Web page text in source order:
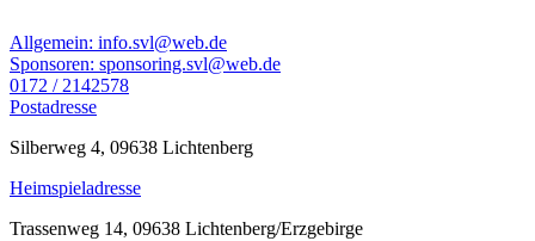
Allgemein: info.svl@web.de
Sponsoren: sponsoring.svl@web.de
0172 / 2142578
Postadresse
Silberweg 4, 09638 Lichtenberg
Heimspieladresse
Trassenweg 14, 09638 Lichtenberg/Erzgebirge